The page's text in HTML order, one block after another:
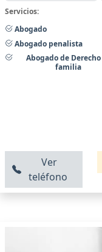
Servicios:
Abogado
Abogado penalista
Abogado de
familia
Ver
teléfono